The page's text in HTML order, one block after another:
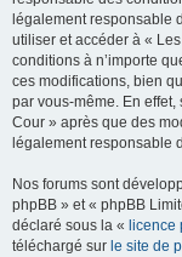
légalement responsable
utiliser et accéder à «
conditions à n’importe
ces modifications, bien
par vous-même. En
Cour » après que des
légalement responsable
Nos forums sont
phpBB » et « phpBB
déclaré sous la « licence
téléchargé sur le site de